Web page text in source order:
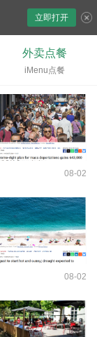
立即打开
外卖点餐
iMenu点餐
08-02
08-02